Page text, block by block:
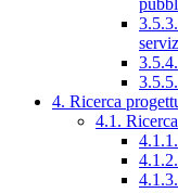
4. Ricerca
4.1.